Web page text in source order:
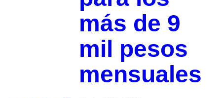
más de 9
mil pesos
mensuales